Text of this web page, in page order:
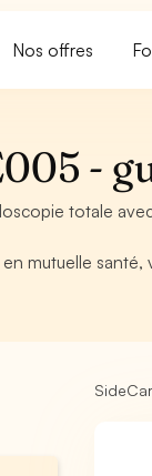
Nos offres
-
totale
mutuelle